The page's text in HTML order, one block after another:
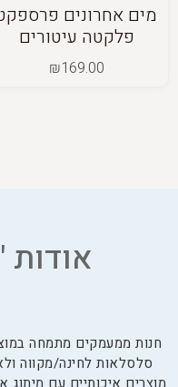
מים אחרונים
פלקטה עיטורים
₪169.00
חנות ממעמקים מתמחה
סלסלאות לחינה/מקווה